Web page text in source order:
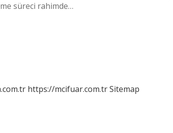
süreci rahimde…
https://mcifuar.com.trSitemap